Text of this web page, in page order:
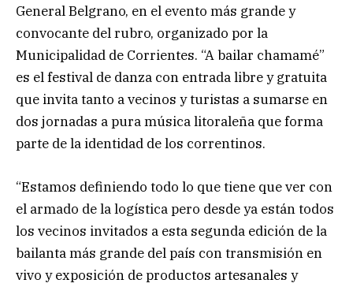
General Belgrano, en el evento más grande y
convocante del rubro, organizado por la
Municipalidad de Corrientes. “A bailar chamamé”
es el festival de danza con entrada libre y gratuita
que invita tanto a vecinos y turistas a sumarse en
dos jornadas a pura música litoraleña que forma
parte de la identidad de los correntinos.
“Estamos definiendo todo lo que tiene que ver con
el armado de la logística pero desde ya están todos
los vecinos invitados a esta segunda edición de la
bailanta más grande del país con transmisión en
vivo y exposición de productos artesanales y